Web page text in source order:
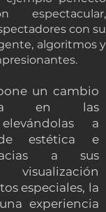
espectacular,
con su
algoritmos y
un cambio
en las
a
estética e
a sus
especiales, la
experiencia